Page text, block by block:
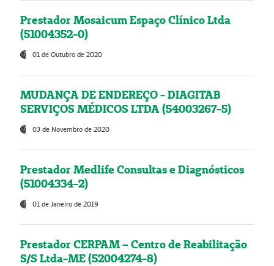
Prestador Mosaicum Espaço Clínico Ltda
(51004352-0)
01 de Outubro de 2020
MUDANÇA DE ENDEREÇO - DIAGITAB
SERVIÇOS MÉDICOS LTDA (54003267-5)
03 de Novembro de 2020
Prestador Medlife Consultas e Diagnósticos
(51004334-2)
01 de Janeiro de 2019
Prestador CERPAM – Centro de Reabilitação
S/S Ltda-ME (52004274-8)